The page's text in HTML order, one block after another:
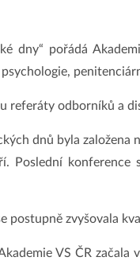
dny“ pořádá
referáty odborníků a
dnů byla založena
Poslední
postupně zvyšovala
VS ČR